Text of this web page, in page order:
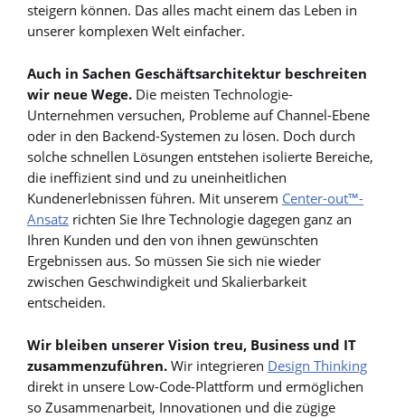
steigern können. Das alles macht einem das Leben in
unserer komplexen Welt einfacher.
Auch in Sachen Geschäftsarchitektur beschreiten
wir neue Wege. Die meisten Technologie-
Unternehmen versuchen, Probleme auf Channel-Ebene
oder in den Backend-Systemen zu lösen. Doch durch
solche schnellen Lösungen entstehen isolierte Bereiche,
die ineffizient sind und zu uneinheitlichen
Kundenerlebnissen führen. Mit unserem Center-out™-
Ansatz richten Sie Ihre Technologie dagegen ganz an
Ihren Kunden und den von ihnen gewünschten
Ergebnissen aus. So müssen Sie sich nie wieder
zwischen Geschwindigkeit und Skalierbarkeit
entscheiden.
Wir bleiben unserer Vision treu, Business und IT
zusammenzuführen. Wir integrieren Design Thinking
direkt in unsere Low-Code-Plattform und ermöglichen
so Zusammenarbeit, Innovationen und die zügige